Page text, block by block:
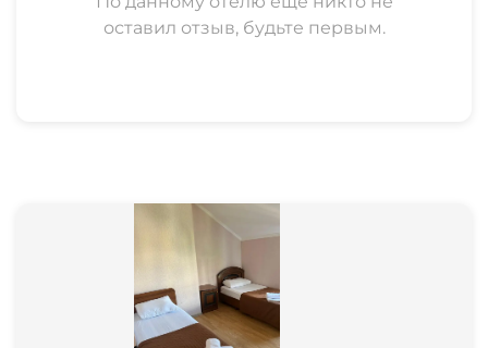
оставил отзыв, будьте первым.